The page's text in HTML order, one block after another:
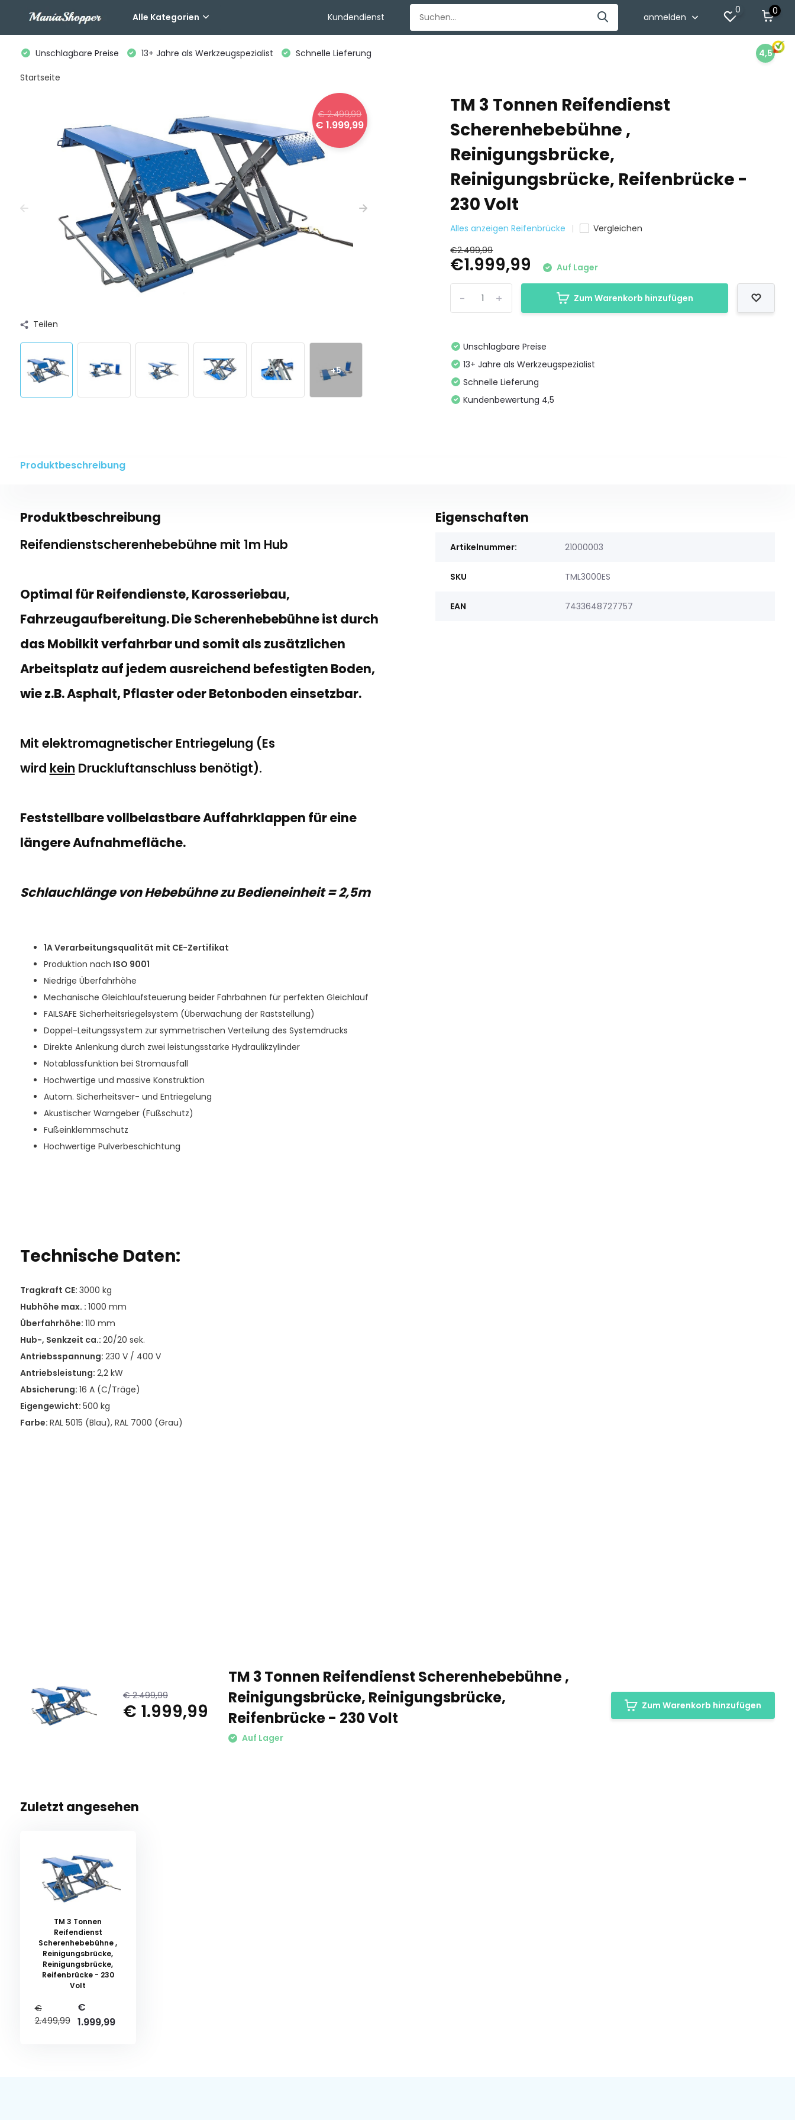
Alle Kategorien Kundendienst anmelden
0 0
Unschlagbare Preise 13+ Jahre als Werkzeugspezialist Schnelle Lieferung 4,5
Startseite
€ 2.499,99
€ 1.999,99
Teilen
+5
TM 3 Tonnen Reifendienst
Scherenhebebühne ,
Reinigungsbrücke,
Reinigungsbrücke, Reifenbrücke -
230 Volt
Alles anzeigen Reifenbrücke
Vergleichen
€2.499,99
€1.999,99 Auf Lager
+
- Zum Warenkorb hinzufügen
Unschlagbare Preise
13+ Jahre als Werkzeugspezialist
Schnelle Lieferung
Kundenbewertung 4,5
Produktbeschreibung
Produktbeschreibung
Reifendienstscherenhebebühne mit 1m Hub
Optimal für Reifendienste, Karosseriebau,
Fahrzeugaufbereitung. Die Scherenhebebühne ist durch
das Mobilkit verfahrbar und somit als zusätzlichen
Arbeitsplatz auf jedem ausreichend befestigten Boden,
wie z.B. Asphalt, Pflaster oder Betonboden einsetzbar.
Mit elektromagnetischer Entriegelung (Es
wird kein Druckluftanschluss benötigt).
Feststellbare vollbelastbare Auffahrklappen für eine
längere Aufnahmefläche.
Schlauchlänge von Hebebühne zu Bedieneinheit = 2,5m
1A Verarbeitungsqualität mit CE-Zertifikat
Produktion nach ISO 9001
Niedrige Überfahrhöhe
Mechanische Gleichlaufsteuerung beider Fahrbahnen für perfekten Gleichlauf
FAILSAFE Sicherheitsriegelsystem (Überwachung der Raststellung)
Doppel-Leitungssystem zur symmetrischen Verteilung des Systemdrucks
Direkte Anlenkung durch zwei leistungsstarke Hydraulikzylinder
Notablassfunktion bei Stromausfall
Hochwertige und massive Konstruktion
Autom. Sicherheitsver- und Entriegelung
Akustischer Warngeber (Fußschutz)
Fußeinklemmschutz
Hochwertige Pulverbeschichtung
Technische Daten:
Tragkraft CE: 3000 kg
Hubhöhe max. : 1000 mm
Überfahrhöhe: 110 mm
Hub-, Senkzeit ca.: 20/20 sek.
Antriebsspannung: 230 V / 400 V
Antriebsleistung: 2,2 kW
Absicherung: 16 A (C/Träge)
Eigengewicht: 500 kg
Farbe: RAL 5015 (Blau), RAL 7000 (Grau)
Eigenschaften
Artikelnummer: 21000003
SKU TML3000ES
EAN 7433648727757
€ 2.499,99
€ 1.999,99
TM 3 Tonnen Reifendienst Scherenhebebühne ,
Reinigungsbrücke, Reinigungsbrücke,
Reifenbrücke - 230 Volt
Auf Lager
Zum Warenkorb hinzufügen
Zuletzt angesehen
TM 3 Tonnen
Reifendienst
Scherenhebebühne ,
Reinigungsbrücke,
Reinigungsbrücke,
Reifenbrücke - 230
Volt
€
2.499,99
€
1.999,99